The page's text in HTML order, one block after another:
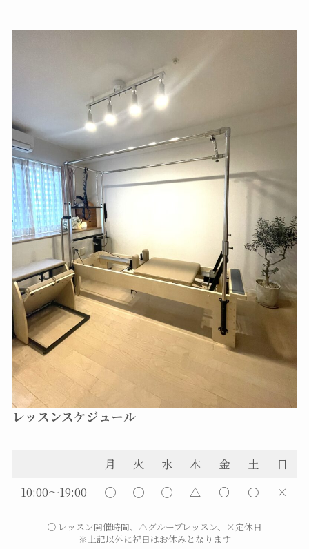
レッスンスケジュール
月 火 水 木 金 土
日
10:00～19:00
◯ ◯ ◯ △ ○ 〇 ×
○ レッスン開催時間、△グループレッスン、×定休日
※上記以外に祝日はお休みとなります